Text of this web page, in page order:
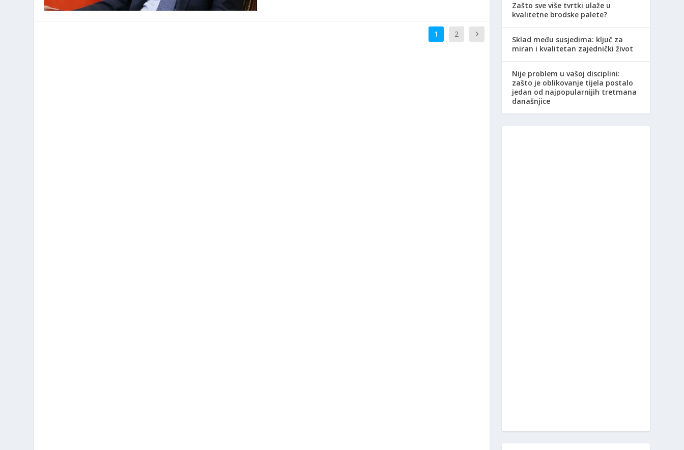
1 2
Zašto sve više tvrtki ulaže u
kvalitetne brodske palete?
Sklad među susjedima: ključ za
miran i kvalitetan zajednički život
Nije problem u vašoj disciplini:
zašto je oblikovanje tijela postalo
jedan od najpopularnijih tretmana
današnjice